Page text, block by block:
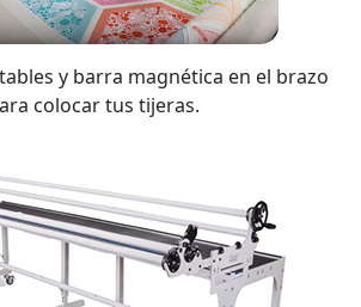
y barra magnética en el brazo
colocar tus tijeras.